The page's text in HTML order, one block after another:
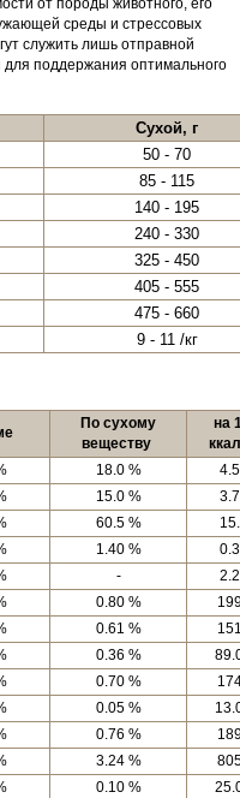
от породы животного, его
среды и стрессовых
служить лишь отправной
для поддержания оптимального
Сухой, г
50 - 70
85 - 115
140 - 195
240 - 330
325 - 450
405 - 555
475 - 660
9 - 11 /кг
По сухому
веществу
на
18.0 %
15.0 %
60.5 %
1.40 %
-
0.80 %
0.61 %
0.36 %
0.70 %
0.05 %
0.76 %
3.24 %
0.10 %